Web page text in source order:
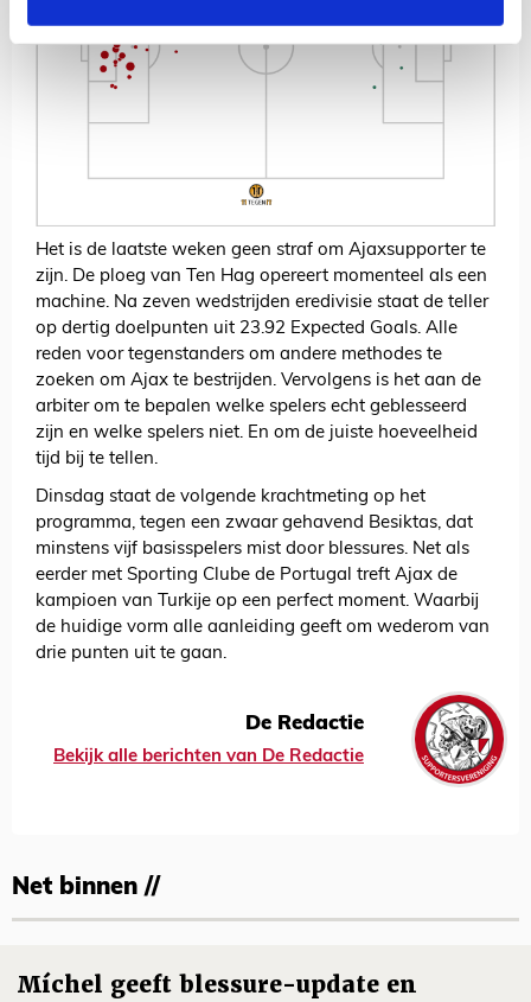
Het is de laatste weken geen straf om Ajaxsupporter te
zijn. De ploeg van Ten Hag opereert momenteel als een
machine. Na zeven wedstrijden eredivisie staat de teller
op dertig doelpunten uit 23.92 Expected Goals. Alle
reden voor tegenstanders om andere methodes te
zoeken om Ajax te bestrijden. Vervolgens is het aan de
arbiter om te bepalen welke spelers echt geblesseerd
zijn en welke spelers niet. En om de juiste hoeveelheid
tijd bij te tellen.
Dinsdag staat de volgende krachtmeting op het
programma, tegen een zwaar gehavend Besiktas, dat
minstens vijf basisspelers mist door blessures. Net als
eerder met Sporting Clube de Portugal treft Ajax de
kampioen van Turkije op een perfect moment. Waarbij
de huidige vorm alle aanleiding geeft om wederom van
drie punten uit te gaan.
De Redactie
Bekijk alle berichten van De Redactie
Net binnen //
Míchel geeft blessure-update en